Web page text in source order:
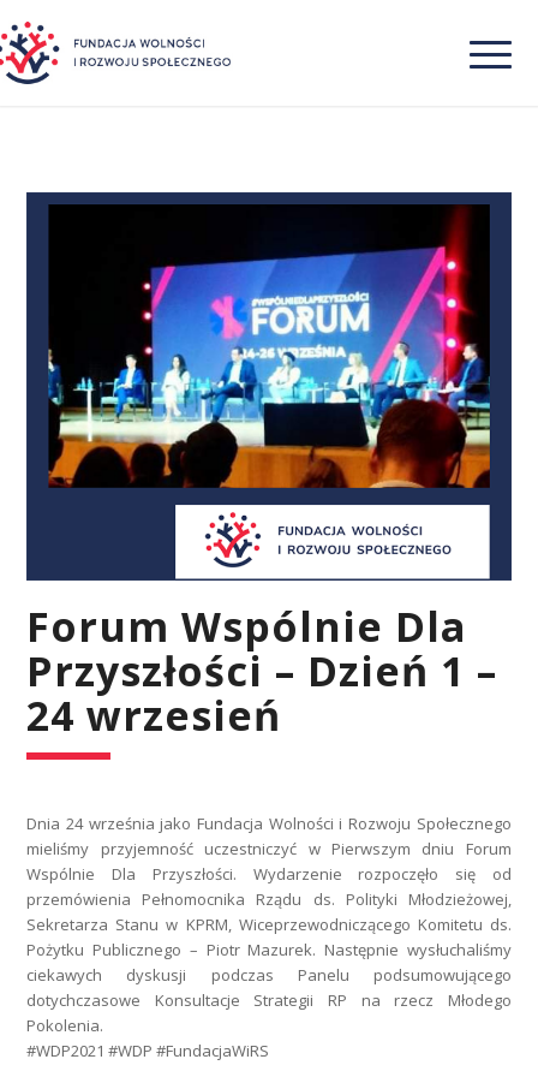
Forum Wspólnie Dla
Przyszłości – Dzień 1 –
24 wrzesień
Dnia 24 września jako Fundacja Wolności i Rozwoju Społecznego
mieliśmy przyjemność uczestniczyć w Pierwszym dniu Forum
Wspólnie Dla Przyszłości. Wydarzenie rozpoczęło się od
przemówienia Pełnomocnika Rządu ds. Polityki Młodzieżowej,
Sekretarza Stanu w KPRM, Wiceprzewodniczącego Komitetu ds.
Pożytku Publicznego – Piotr Mazurek. Następnie wysłuchaliśmy
ciekawych dyskusji podczas Panelu podsumowującego
dotychczasowe Konsultacje Strategii RP na rzecz Młodego
Pokolenia.
#WDP2021 #WDP #FundacjaWiRS